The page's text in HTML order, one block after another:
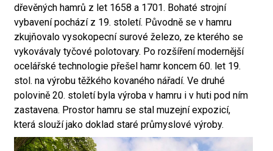
dřevěných hamrů z let 1658 a 1701. Bohaté strojní
vybavení pochází z 19. století. Původně se v hamru
zkujňovalo vysokopecní surové železo, ze kterého se
vykovávaly tyčové polotovary. Po rozšíření modernější
ocelářské technologie přešel hamr koncem 60. let 19.
stol. na výrobu těžkého kovaného nářadí. Ve druhé
polovině 20. století byla výroba v hamru i v huti pod ním
zastavena. Prostor hamru se stal muzejní expozicí,
která slouží jako doklad staré průmyslové výroby.